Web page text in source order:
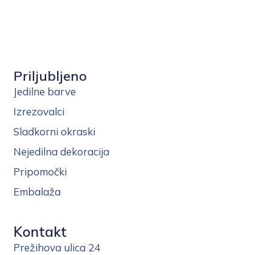
Priljubljeno
Jedilne barve
Izrezovalci
Sladkorni okraski
Nejedilna dekoracija
Pripomočki
Embalaža
Kontakt
Prežihova ulica 24